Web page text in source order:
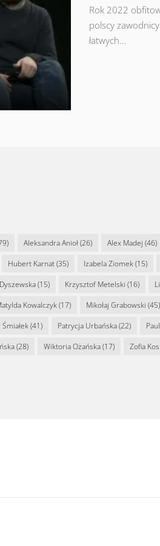
Rok 2022
polscy
łatwych...
Aleksandra Anioł(26) Alex Madej (46)
Hubert Karnat(35) Izabela Ziomek(15)
Dyszewska(15) Krzysztof Metelski (16)
Matylda Kowalczyk(17) Mikołaj Grabowski (45)
Śmiałek(41) Patrycja Urbańska(22)
(28) Wiktoria Ożańska(17) Zofia